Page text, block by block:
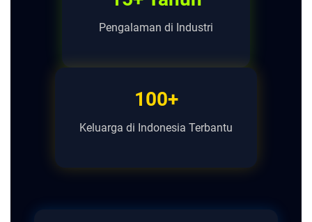
Pengalaman di Industri
100+
Keluarga di Indonesia Terbantu